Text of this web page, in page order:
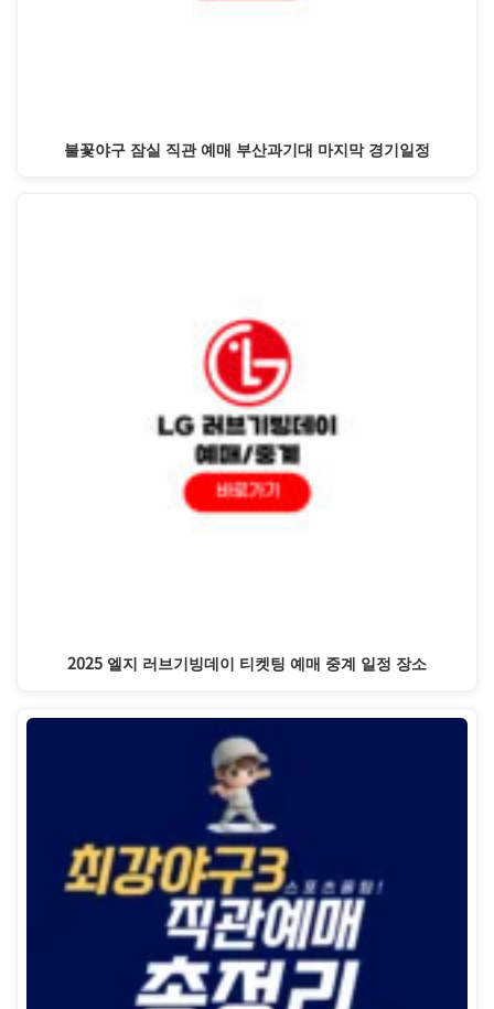
불꽃야구 잠실 직관 예매 부산과기대 마지막 경기일정
2025 엘지 러브기빙데이 티켓팅 예매 중계 일정 장소